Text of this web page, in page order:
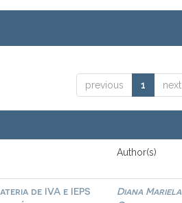
previous 1 next
Author(s)
de IVA e IEPS
Diana Mariela